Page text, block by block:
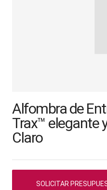
al
comienzo
de
la
de
imágenes
Alfombra de
Trax™ elegante
Claro
SOLICITAR